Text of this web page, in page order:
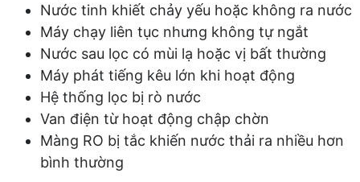
Nước tinh khiết chảy yếu hoặc không ra nước
Máy chạy liên tục nhưng không tự ngắt
Nước sau lọc có mùi lạ hoặc vị bất thường
Máy phát tiếng kêu lớn khi hoạt động
Hệ thống lọc bị rò nước
Van điện từ hoạt động chập chờn
Màng RO bị tắc khiến nước thải ra nhiều hơn
bình thường